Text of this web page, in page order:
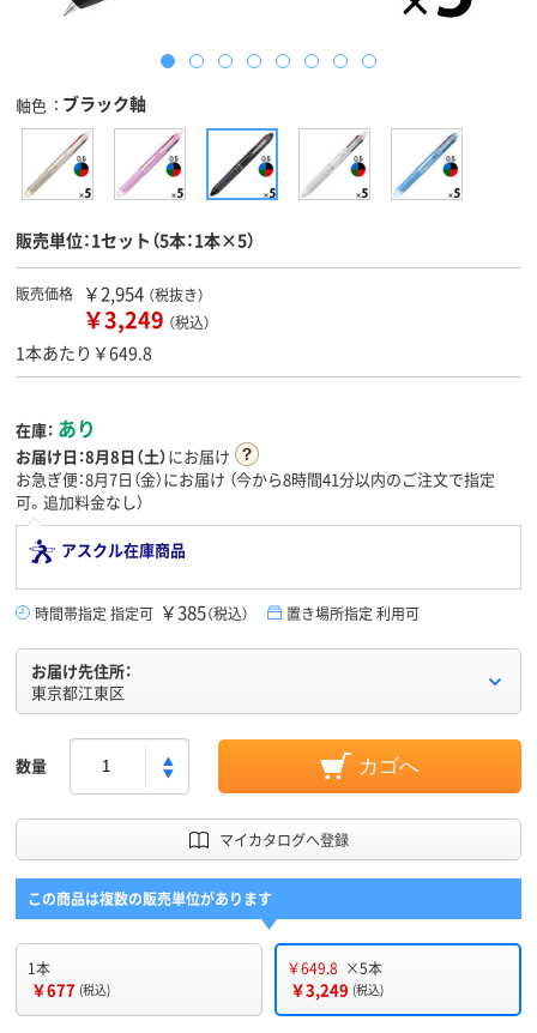
軸色 ブラック軸
販売単位：1セット（5本：1本×5）
販売価格 ￥2,954 （税抜き）
￥3,249 （税込）
1本あたり￥649.8
在庫： あり
お届け日：8月8日（土）にお届け
お急ぎ便：8月7日（金）にお届け （今から8時間41分以内のご注文で指定
可。追加料金なし）
アスクル在庫商品
時間帯指定 指定可 ￥385（税込） 置き場所指定 利用可
お届け先住所：
東京都江東区
数量 カゴへ
マイカタログへ登録
この商品は複数の販売単位があります
1本
￥677 (税込)
￥649.8 ×5本
￥3,249 (税込)